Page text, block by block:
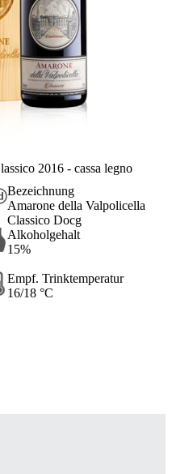
2016 - cassa legno
Bezeichnung
Amarone della Valpolicella
Classico Docg
Alkoholgehalt
15%
Empf. Trinktemperatur
16/18 °C